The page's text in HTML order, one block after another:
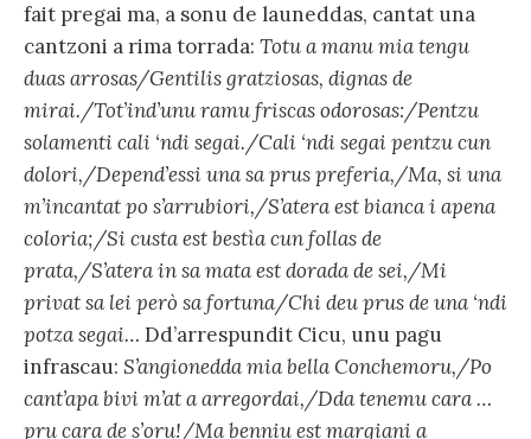
fait pregai ma, a sonu de launeddas, cantat una
cantzoni a rima torrada: Totu a manu mia tengu
duas arrosas/Gentilis gratziosas, dignas de
mirai./Tot’ind’unu ramu friscas odorosas:/Pentzu
solamenti cali ‘ndi segai./Cali ‘ndi segai pentzu cun
dolori,/Depend’essi una sa prus preferia,/Ma, si una
m’incantat po s’arrubiori,/S’atera est bianca i apena
coloria;/Si custa est bestìa cun follas de
prata,/S’atera in sa mata est dorada de sei,/Mi
privat sa lei però sa fortuna/Chi deu prus de una ‘ndi
potza segai… Dd’arrespundit Cicu, unu pagu
infrascau: S’angionedda mia bella Conchemoru,/Po
cant’apa bivi m’at a arregordai,/Dda tenemu cara …
pru cara de s’oru!/Ma benniu est margiani a